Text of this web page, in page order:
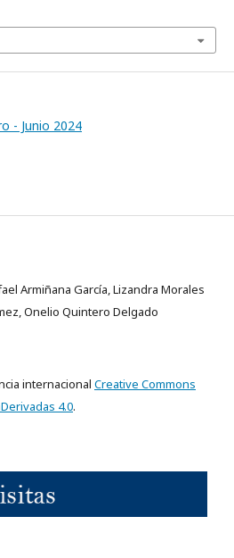
- Junio 2024
Armiñana García, Lizandra Morales
Onelio Quintero Delgado
internacional Creative Commons
4.0.